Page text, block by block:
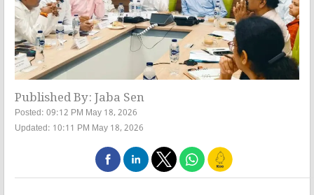
Published By: Jaba Sen
Posted: 09:12 PM May 18, 2026
Updated: 10:11 PM May 18, 2026